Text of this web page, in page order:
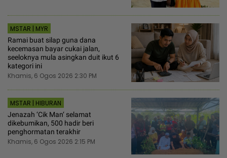
MSTAR | MYR
Ramai buat silap guna dana
kecemasan bayar cukai jalan,
seeloknya mula asingkan duit ikut 6
kategori ini
Khamis, 6 Ogos 2026 2:30 PM
MSTAR | HIBURAN
Jenazah ‘Cik Man‘ selamat
dikebumikan, 500 hadir beri
penghormatan terakhir
Khamis, 6 Ogos 2026 2:15 PM